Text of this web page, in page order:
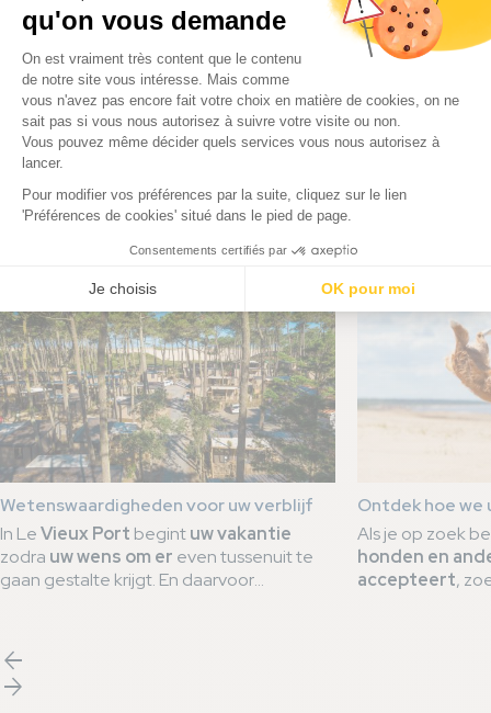
Aanbod chalets
540€
Huisjes te huur
459€ per week
Blog van camping Le Vieux Port
Wetenswaardigheden voor uw verblijf
In LeVieux Port begintuw vakantie
zodra uw wens om er even tussenuit te
gaan gestalte krijgt. En daarvoor
hebben we een
goede praktijken
een
Ontdek hoe we
Als je op zoek
honden en
accepteert,
arrow_back
arrow_forward